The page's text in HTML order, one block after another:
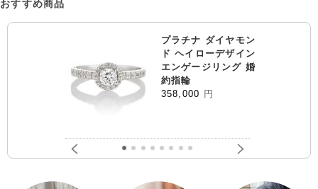
おすすめ商品
プラチナ ダイヤモン
ド ヘイローデザイン
エンゲージリング 婚
約指輪
358,000 円